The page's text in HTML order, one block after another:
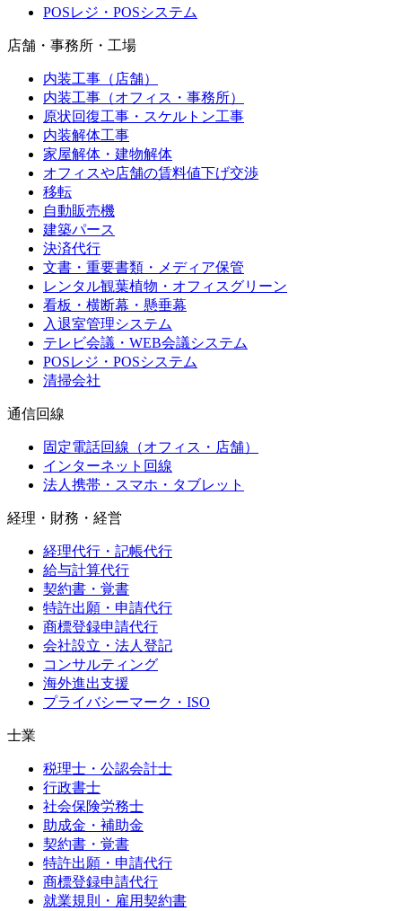
POSレジ・POSシステム
店舗・事務所・工場
内装工事（店舗）
内装工事（オフィス・事務所）
原状回復工事・スケルトン工事
内装解体工事
家屋解体・建物解体
オフィスや店舗の賃料値下げ交渉
移転
自動販売機
建築パース
決済代行
文書・重要書類・メディア保管
レンタル観葉植物・オフィスグリーン
看板・横断幕・懸垂幕
入退室管理システム
テレビ会議・WEB会議システム
POSレジ・POSシステム
清掃会社
通信回線
固定電話回線（オフィス・店舗）
インターネット回線
法人携帯・スマホ・タブレット
経理・財務・経営
経理代行・記帳代行
給与計算代行
契約書・覚書
特許出願・申請代行
商標登録申請代行
会社設立・法人登記
コンサルティング
海外進出支援
プライバシーマーク・ISO
士業
税理士・公認会計士
行政書士
社会保険労務士
助成金・補助金
契約書・覚書
特許出願・申請代行
商標登録申請代行
就業規則・雇用契約書